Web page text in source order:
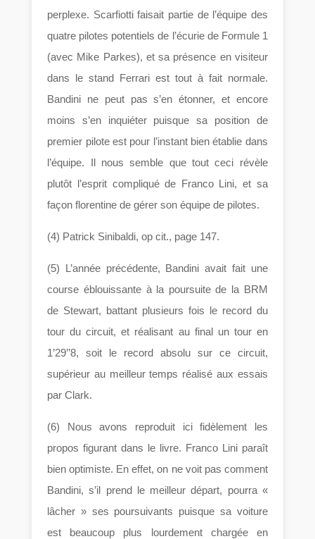
perplexe. Scarfiotti faisait partie de l’équipe des
quatre pilotes potentiels de l’écurie de Formule 1
(avec Mike Parkes), et sa présence en visiteur
dans le stand Ferrari est tout à fait normale.
Bandini ne peut pas s’en étonner, et encore
moins s’en inquiéter puisque sa position de
premier pilote est pour l’instant bien établie dans
l’équipe. Il nous semble que tout ceci révèle
plutôt l’esprit compliqué de Franco Lini, et sa
façon florentine de gérer son équipe de pilotes.
(4) Patrick Sinibaldi, op cit., page 147.
(5) L’année précédente, Bandini avait fait une
course éblouissante à la poursuite de la BRM
de Stewart, battant plusieurs fois le record du
tour du circuit, et réalisant au final un tour en
1’29’’8, soit le record absolu sur ce circuit,
supérieur au meilleur temps réalisé aux essais
par Clark.
(6) Nous avons reproduit ici fidèlement les
propos figurant dans le livre. Franco Lini paraît
bien optimiste. En effet, on ne voit pas comment
Bandini, s’il prend le meilleur départ, pourra «
lâcher » ses poursuivants puisque sa voiture
est beaucoup plus lourdement chargée en